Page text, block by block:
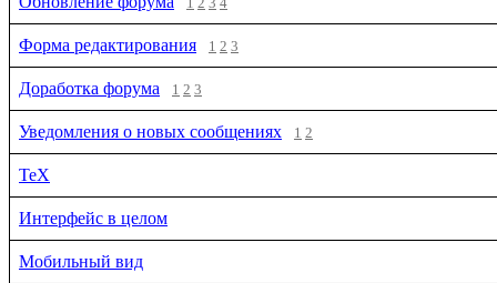
Форма редактирования 1 2 3
Доработка форума 1 2 3
Уведомления о новых сообщениях 1 2
TeX
Интерфейс в целом
Мобильный вид